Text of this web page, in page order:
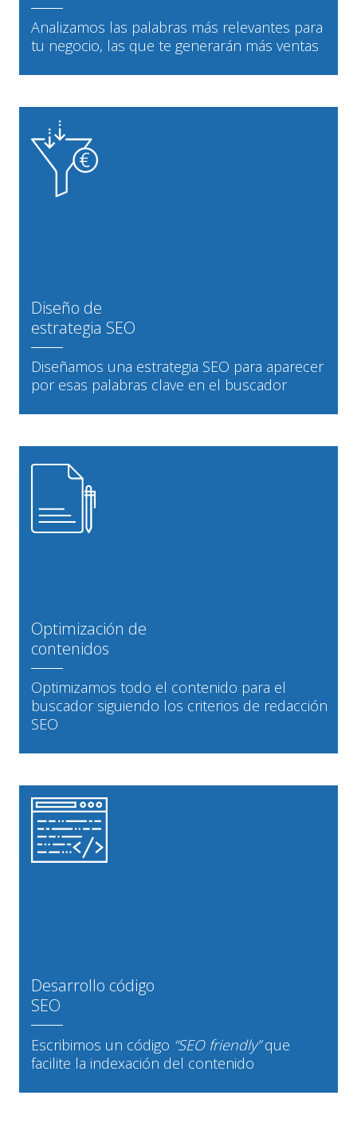
Analizamos las palabras más relevantes para
tu negocio, las que te generarán más ventas
Diseño de
estrategia SEO
Diseñamos una estrategia SEO para aparecer
por esas palabras clave en el buscador
Optimización de
contenidos
Optimizamos todo el contenido para el
buscador siguiendo los criterios de redacción
SEO
Desarrollo código
SEO
Escribimos un código “SEO friendly”que
facilite la indexación del contenido